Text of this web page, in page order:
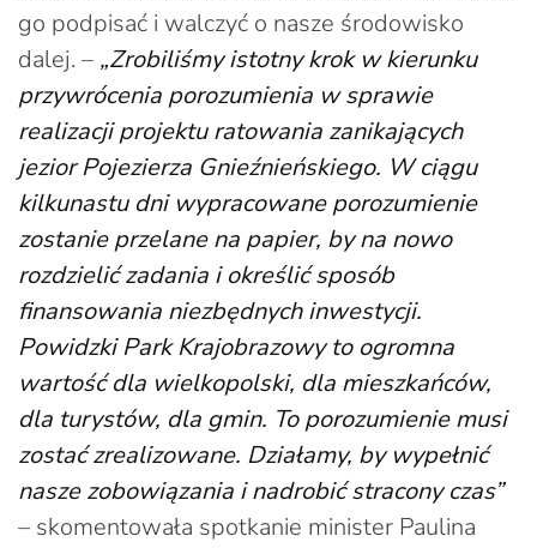
go podpisać i walczyć o nasze środowisko
dalej. – „Zrobiliśmy istotny krok w kierunku
przywrócenia porozumienia w sprawie
realizacji projektu ratowania zanikających
jezior Pojezierza Gnieźnieńskiego. W ciągu
kilkunastu dni wypracowane porozumienie
zostanie przelane na papier, by na nowo
rozdzielić zadania i określić sposób
finansowania niezbędnych inwestycji.
Powidzki Park Krajobrazowy to ogromna
wartość dla wielkopolski, dla mieszkańców,
dla turystów, dla gmin. To porozumienie musi
zostać zrealizowane. Działamy, by wypełnić
nasze zobowiązania i nadrobić stracony czas”
– skomentowała spotkanie minister Paulina